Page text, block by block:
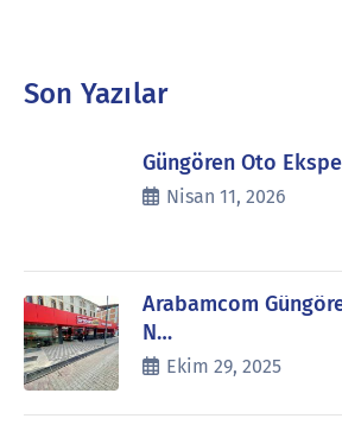
Son Yazılar
Güngören Oto
Nisan 11, 2026
Arabamcom
N…
Ekim 29, 2025